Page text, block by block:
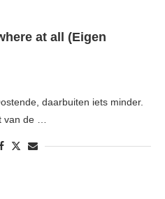
at all (Eigen
daarbuiten iets minder.
van de …